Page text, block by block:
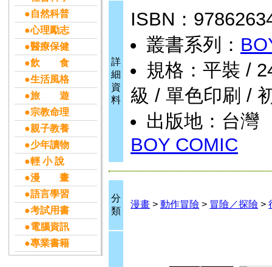
●自然科普
●心理勵志
●醫療保健
●飲 食
●生活風格
●旅 遊
●宗教命理
●親子教養
●少年讀物
●輕 小 說
●漫 畫
●語言學習
●考試用書
●電腦資訊
●專業書籍
詳
細
資
料
ISBN：
叢書系列：
規格：平裝 /
級 / 單色印刷 /
出版地：台灣
BOY COMIC
分
類
漫畫 > 動作冒險 > 冒險／探險 >